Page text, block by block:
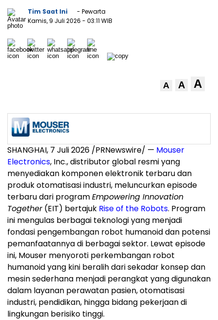
Tim Saat Ini
- Pewarta
Kamis, 9 Juli 2026 - 03:11 WIB
A A A
SHANGHAI, 7 Juli 2026 /PRNewswire/ — Mouser
Electronics, Inc., distributor global resmi yang
menyediakan komponen elektronik terbaru dan
produk otomatisasi industri, meluncurkan episode
terbaru dari programEmpowering Innovation
Together(EIT) bertajuk Rise of the Robots. Program
ini mengulas berbagai teknologi yang menjadi
fondasi pengembangan robot humanoid dan potensi
pemanfaatannya di berbagai sektor. Lewat episode
ini, Mouser menyoroti perkembangan robot
humanoid yang kini beralih dari sekadar konsep dan
mesin sederhana menjadi perangkat yang digunakan
dalam layanan perawatan pasien, otomatisasi
industri, pendidikan, hingga bidang pekerjaan di
lingkungan berisiko tinggi.